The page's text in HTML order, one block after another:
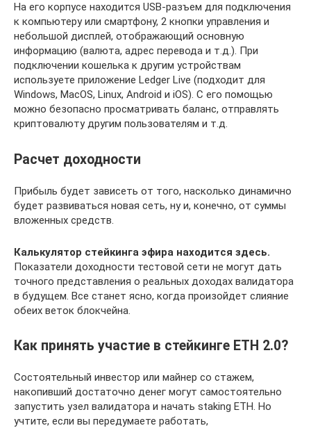
На его корпусе находится USB-разъем для подключения
к компьютеру или смартфону, 2 кнопки управления и
небольшой дисплей, отображающий основную
информацию (валюта, адрес перевода и т.д.). При
подключении кошелька к другим устройствам
используете приложение Ledger Live (подходит для
Windows, MacOS, Linux, Android и iOS). С его помощью
можно безопасно просматривать баланс, отправлять
криптовалюту другим пользователям и т.д.
Расчет доходности
Прибыль будет зависеть от того, насколько динамично
будет развиваться новая сеть, ну и, конечно, от суммы
вложенных средств.
Калькулятор стейкинга эфира находится здесь.
Показатели доходности тестовой сети не могут дать
точного представления о реальных доходах валидатора
в будущем. Все станет ясно, когда произойдет слияние
обеих веток блокчейна.
Как принять участие в стейкинге ETH 2.0?
Состоятельный инвестор или майнер со стажем,
накопивший достаточно денег могут самостоятельно
запустить узел валидатора и начать staking ETH. Но
учтите, если вы передумаете работать,